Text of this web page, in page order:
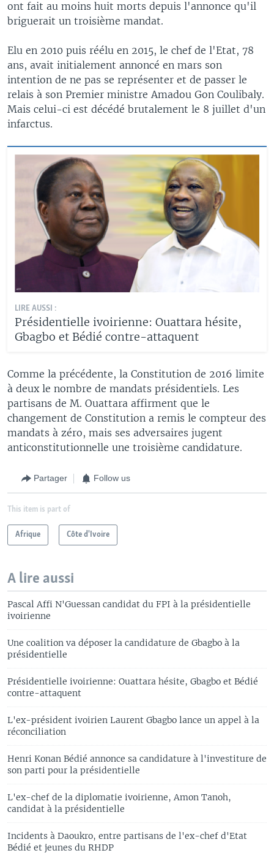
ont fait au moins huit morts depuis l'annonce qu'il
briguerait un troisième mandat.
Elu en 2010 puis réélu en 2015, le chef de l'Etat, 78
ans, avait initialement annoncé en mars son
intention de ne pas se représenter et de passer le
relais à son Premier ministre Amadou Gon Coulibaly.
Mais celui-ci est décédé brutalement le 8 juillet d'un
infarctus.
LIRE AUSSI :
Présidentielle ivoirienne: Ouattara hésite,
Gbagbo et Bédié contre-attaquent
Comme la précédente, la Constitution de 2016 limite
à deux le nombre de mandats présidentiels. Les
partisans de M. Ouattara affirment que le
changement de Constitution a remis le compteur des
mandats à zéro, mais ses adversaires jugent
anticonstitutionnelle une troisième candidature.
Partager Follow us
This item is part of
Afrique Côte d'Ivoire
A lire aussi
Pascal Affi N'Guessan candidat du FPI à la présidentielle
ivoirienne
Une coalition va déposer la candidature de Gbagbo à la
présidentielle
Présidentielle ivoirienne: Ouattara hésite, Gbagbo et Bédié
contre-attaquent
L'ex-président ivoirien Laurent Gbagbo lance un appel à la
réconciliation
Henri Konan Bédié annonce sa candidature à l'investiture de
son parti pour la présidentielle
L'ex-chef de la diplomatie ivoirienne, Amon Tanoh,
candidat à la présidentielle
Incidents à Daoukro, entre partisans de l'ex-chef d'Etat
Bédié et jeunes du RHDP